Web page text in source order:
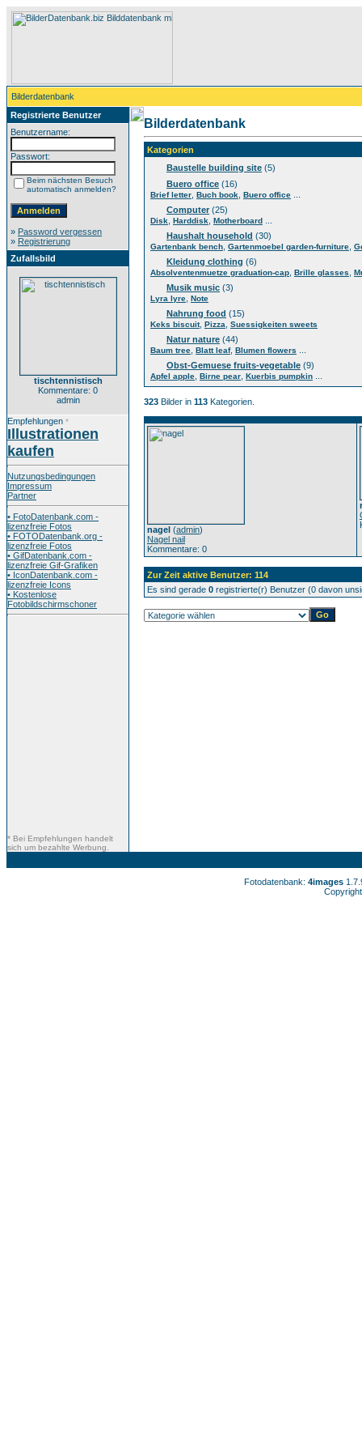
Bilderdatenbank
Registrierte Benutzer
Benutzername:
Passwort:
Beim nächsten Besuch
automatisch anmelden?
» Password vergessen
» Registrierung
Zufallsbild
tischtennistisch
Kommentare: 0
admin
Empfehlungen *
Illustrationen
kaufen
Nutzungsbedingungen
Impressum
Partner
• FotoDatenbank.com -
lizenzfreie Fotos
• FOTODatenbank.org -
lizenzfreie Fotos
• GifDatenbank.com -
lizenzfreie Gif-Grafiken
• IconDatenbank.com -
lizenzfreie Icons
• Kostenlose
Fotobildschirmschoner
* Bei Empfehlungen handelt
sich um bezahlte Werbung.
Bilderdatenbank
Kategorien
Baustelle building site (5)
Buero office (16)
Brief letter Buch book Buero office
Computer(25)
Disk Harddisk Motherboard
Haushalt household (30)
Gartenbank bench Gartenmoebel garden-furniture
Kleidung clothing (6)
Absolventenmuetze graduation-cap Brille glasses
Musik music (3)
Lyra lyre Note
Nahrung food (15)
Keks biscuit, Pizza Suessigkeiten sweets
Natur nature (44)
Baum tree Blatt leaf, Blumen flowers
Obst-Gemuese fruits-vegetable (9)
Apfel apple Birne pear Kuerbis pumpkin
323 Bilder in 113 Kategorien.
nagel (admin)
Nagel nail
Kommentare: 0
Zur Zeit aktive Benutzer: 114
Es sind gerade 0 registrierte(r) Benutzer (0 davon
Fotodatenbank: 4images